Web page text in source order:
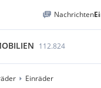
Nachrichten
112.824
Einräder